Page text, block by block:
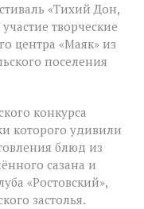
фестиваль
объединил
творческие
коллективы
Дона
«Тихий Дон,
творческие
центра «Маяк» из
поселения
конкурса
которого удивили
блюд из
сазана и
«Ростовский»,
застолья.